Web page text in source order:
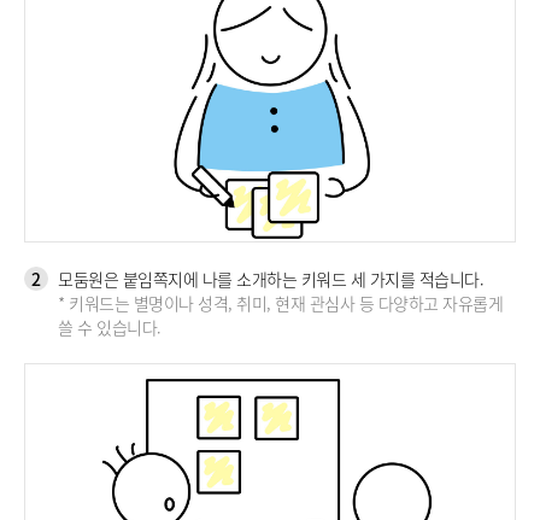
2
모둠원은 붙임쪽지에 나를 소개하는 키워드 세 가지를 적습니다.
* 키워드는 별명이나 성격, 취미, 현재 관심사 등 다양하고 자유롭게
쓸 수 있습니다.